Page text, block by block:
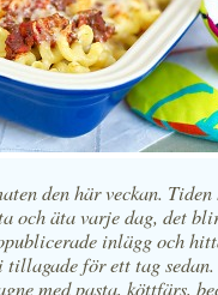
den här veckan.
och äta varje dag, det
inlägg och
för ett tag
med pasta, köttfärs,